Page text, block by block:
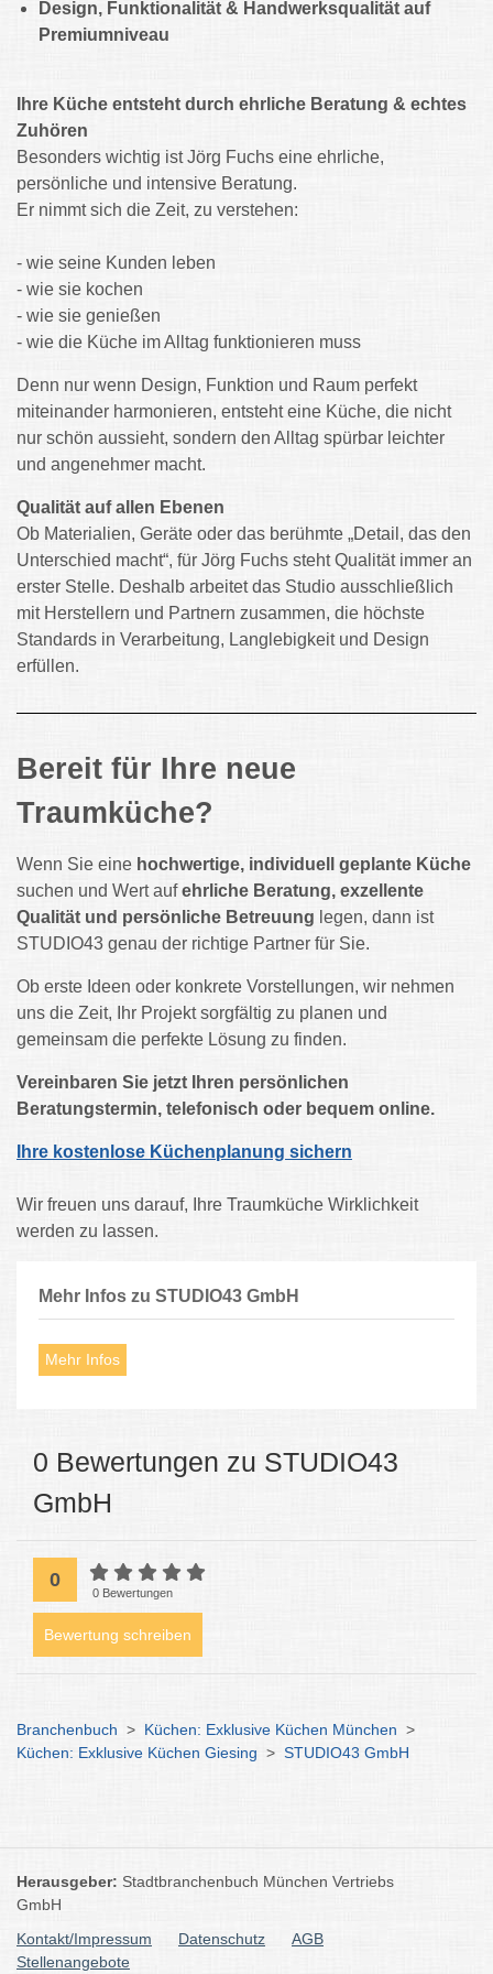
Design, Funktionalität & Handwerksqualität auf
Premiumniveau
Ihre Küche entsteht durch ehrliche Beratung & echtes
Zuhören
Besonders wichtig ist Jörg Fuchs eine ehrliche,
persönliche und intensive Beratung.
Er nimmt sich die Zeit, zu verstehen:
- wie seine Kunden leben
- wie sie kochen
- wie sie genießen
- wie die Küche im Alltag funktionieren muss
Denn nur wenn Design, Funktion und Raum perfekt
miteinander harmonieren, entsteht eine Küche, die nicht
nur schön aussieht, sondern den Alltag spürbar leichter
und angenehmer macht.
Qualität auf allen Ebenen
Ob Materialien, Geräte oder das berühmte „Detail, das den
Unterschied macht“, für Jörg Fuchs steht Qualität immer an
erster Stelle. Deshalb arbeitet das Studio ausschließlich
mit Herstellern und Partnern zusammen, die höchste
Standards in Verarbeitung, Langlebigkeit und Design
erfüllen.
Bereit für Ihre neue
Traumküche?
Wenn Sie eine hochwertige, individuell geplante Küche
suchen und Wert aufehrliche Beratung, exzellente
Qualität und persönliche Betreuung legen, dann ist
STUDIO43 genau der richtige Partner für Sie.
Ob erste Ideen oder konkrete Vorstellungen, wir nehmen
uns die Zeit, Ihr Projekt sorgfältig zu planen und
gemeinsam die perfekte Lösung zu finden.
Vereinbaren Sie jetzt Ihren persönlichen
Beratungstermin, telefonisch oder bequem online.
Ihre kostenlose Küchenplanung sichern
Wir freuen uns darauf, Ihre Traumküche Wirklichkeit
werden zu lassen.
Mehr Infos zu STUDIO43 GmbH
Mehr Infos
0 Bewertungen zu STUDIO43
GmbH
0
0 Bewertungen
Bewertung schreiben
Branchenbuch > Küchen: Exklusive Küchen München >
Küchen: Exklusive Küchen Giesing > STUDIO43 GmbH
Herausgeber: Stadtbranchenbuch München Vertriebs
GmbH
Kontakt/Impressum
Datenschutz
AGB
Stellenangebote